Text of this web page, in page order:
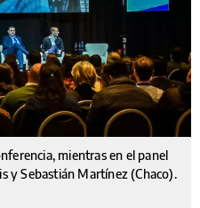
mientras en el panel
y Sebastián Martínez (Chaco).